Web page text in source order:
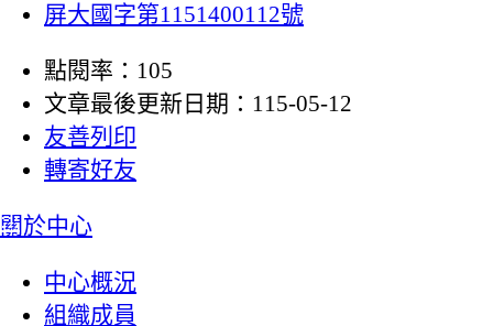
屏大國字第1151400112號
點閱率：105
文章最後更新日期：115-05-12
友善列印
轉寄好友
:::
關於中心
中心概況
組織成員